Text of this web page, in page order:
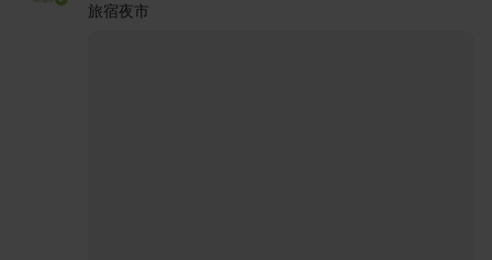
旅宿夜市